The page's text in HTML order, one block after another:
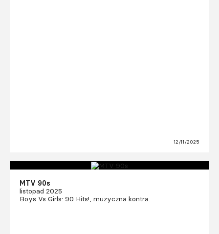
12/11/2025
MTV 90s
listopad 2025
Boys Vs Girls: 90 Hits!, muzyczna kontra.